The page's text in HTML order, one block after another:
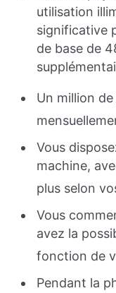
utilisation
significative
de base de
Un million
Vous
machine,
plus selon
Vous
avez la
fonction de
Pendant la